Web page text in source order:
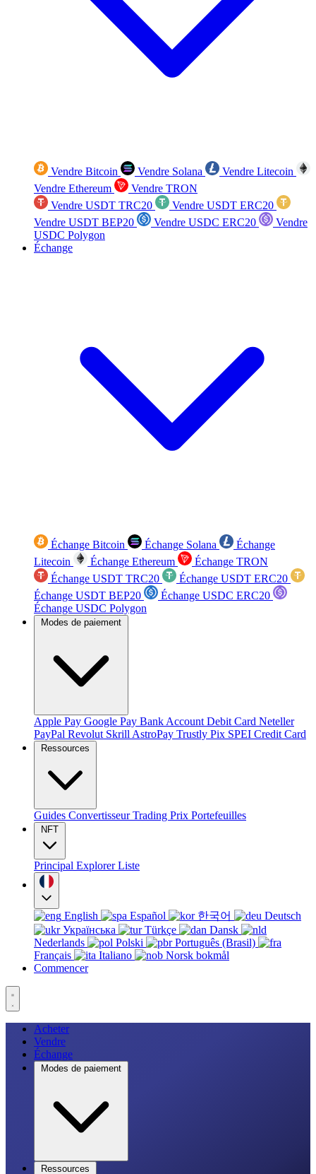
Vendre Bitcoin Vendre Solana
Vendre Litecoin
Vendre Ethereum
Vendre TRON
Vendre USDT TRC20
Vendre USDT ERC20
Vendre USDT BEP20
Vendre USDC ERC20
Vendre
USDC Polygon
Échange
Échange Bitcoin Échange Solana
Échange
Litecoin
Échange Ethereum
Échange TRON
Échange USDT TRC20
Échange USDT ERC20
Échange USDT BEP20
Échange USDC ERC20
Échange USDC Polygon
Modes de paiement
Apple Pay Google Pay Bank Account Debit Card Neteller
PayPal Revolut Skrill AstroPay Trustly Pix SPEI Credit Card
Ressources
Guides ConvertisseurTrading Prix Portefeuilles
NFT
Principal ExplorerListe
English Español 한국어
Deutsch
Українська
Türkçe
Dansk
Nederlands
Polski
Português (Brasil)
Français
Italiano
Norsk bokmål
Commencer
Acheter
Vendre
Échange
Modes de paiement
Ressources